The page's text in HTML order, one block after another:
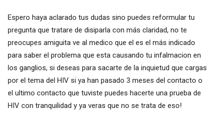
Espero haya aclarado tus dudas sino puedes reformular tu
pregunta que tratare de disiparla con más claridad, no te
preocupes amiguita ve al medico que el es el más indicado
para saber el problema que esta causando tu infalmacion en
los ganglios, si deseas para sacarte de la inquietud que cargas
por el tema del HIV si ya han pasado 3 meses del contacto o
el ultimo contacto que tuviste puedes hacerte una prueba de
HIV con tranquilidad y ya veras que no se trata de eso!